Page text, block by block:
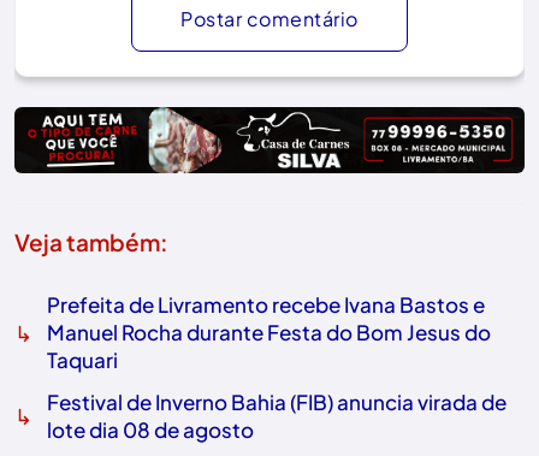
Postar comentário
Veja também:
↳
Prefeita de Livramento recebe Ivana Bastos e
Manuel Rocha durante Festa do Bom Jesus do
Taquari
↳
Festival de Inverno Bahia (FIB) anuncia virada de
lote dia 08 de agosto